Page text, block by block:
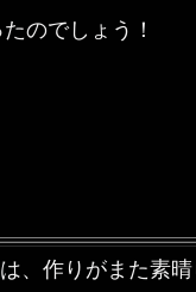
のでしょう！
、作りがまた素